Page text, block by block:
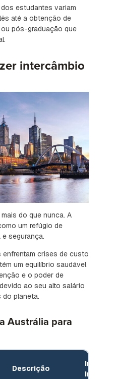
estudantes variam
até a obtenção de
pós-graduação que
intercâmbio
do que nunca. A
um refúgio de
segurança.
enfrentam crises de custo
um equilíbrio saudável
e o poder de
ao seu alto salário
do planeta.
Austrália para
Descrição
Impacto